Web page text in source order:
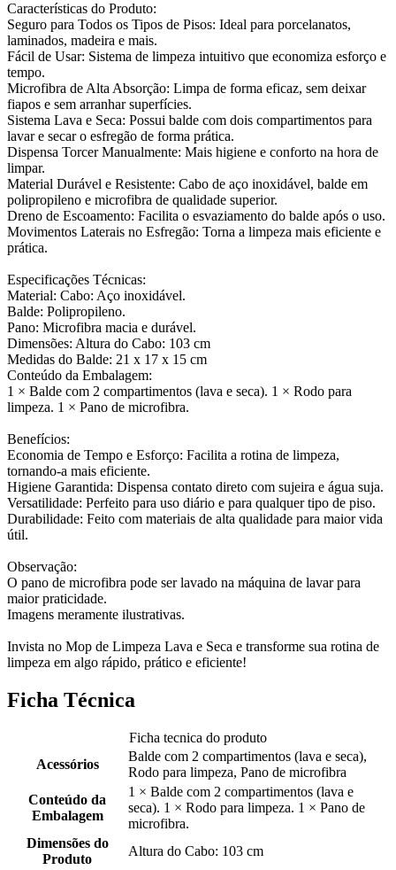
Características do Produto:
Seguro para Todos os Tipos de Pisos: Ideal para porcelanatos,
laminados, madeira e mais.
Fácil de Usar: Sistema de limpeza intuitivo que economiza esforço e
tempo.
Microfibra de Alta Absorção: Limpa de forma eficaz, sem deixar
fiapos e sem arranhar superfícies.
Sistema Lava e Seca: Possui balde com dois compartimentos para
lavar e secar o esfregão de forma prática.
Dispensa Torcer Manualmente: Mais higiene e conforto na hora de
limpar.
Material Durável e Resistente: Cabo de aço inoxidável, balde em
polipropileno e microfibra de qualidade superior.
Dreno de Escoamento: Facilita o esvaziamento do balde após o uso.
Movimentos Laterais no Esfregão: Torna a limpeza mais eficiente e
prática.
Especificações Técnicas:
Material: Cabo: Aço inoxidável.
Balde: Polipropileno.
Pano: Microfibra macia e durável.
Dimensões: Altura do Cabo: 103 cm
Medidas do Balde: 21 x 17 x 15 cm
Conteúdo da Embalagem:
1 × Balde com 2 compartimentos (lava e seca). 1 × Rodo para
limpeza. 1 × Pano de microfibra.
Benefícios:
Economia de Tempo e Esforço: Facilita a rotina de limpeza,
tornando-a mais eficiente.
Higiene Garantida: Dispensa contato direto com sujeira e água suja.
Versatilidade: Perfeito para uso diário e para qualquer tipo de piso.
Durabilidade: Feito com materiais de alta qualidade para maior vida
útil.
Observação:
O pano de microfibra pode ser lavado na máquina de lavar para
maior praticidade.
Imagens meramente ilustrativas.
Invista no Mop de Limpeza Lava e Seca e transforme sua rotina de
limpeza em algo rápido, prático e eficiente!
Ficha Técnica
Ficha tecnica do produto
Acessórios
Balde com 2 compartimentos (lava e seca),
Rodo para limpeza, Pano de microfibra
Conteúdo da
Embalagem
1 × Balde com 2 compartimentos (lava e
seca). 1 × Rodo para limpeza. 1 × Pano de
microfibra.
Dimensões do
Produto
Altura do Cabo: 103 cm